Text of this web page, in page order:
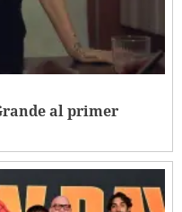
al primer